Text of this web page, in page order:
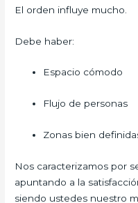
El orden influye mucho.
Debe haber:
Espacio cómodo
Flujo de personas
Zonas bien
Nos caracterizamos por
apuntando a la
siendo ustedes nuestro